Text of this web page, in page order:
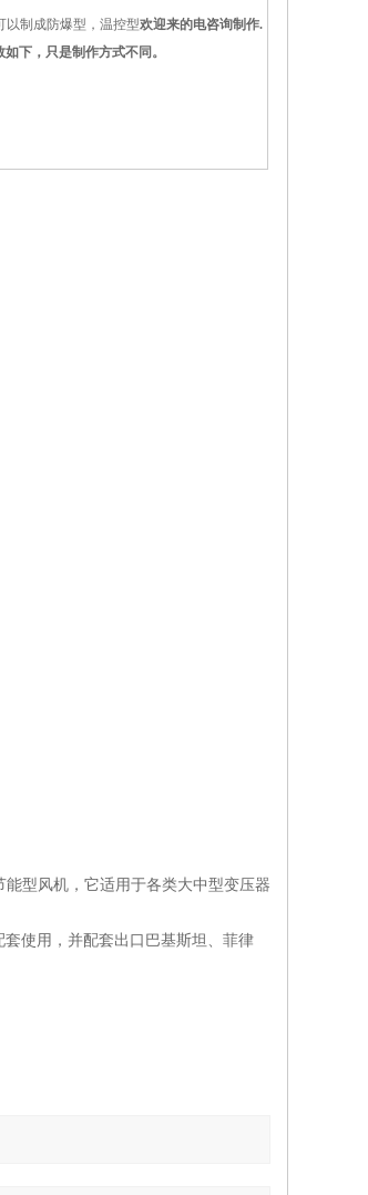
以制成防爆型，温控型欢迎来的电咨询制作.
下，只是制作方式不同。
型风机，它适用于各类大中型变压器
使用，并配套出口巴基斯坦、菲律